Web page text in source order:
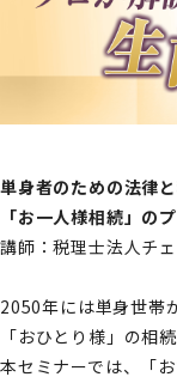
単身者のための法律
「お一人様相続」の
講師：税理士法人
2050年には単身世帯
「おひとり様」の相
本セミナーでは、「